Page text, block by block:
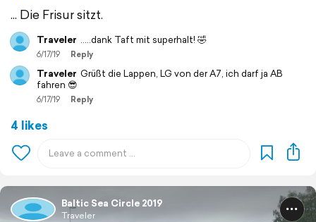
... Die Frisur sitzt.
Traveler .....dank Taft mit superhalt! 🤣
6/17/19 Reply
Traveler Grüßt die Lappen, LG von der A7, ich darf ja AB
fahren 😎
6/17/19 Reply
4 likes
Baltic Sea Circle 2019
Traveler